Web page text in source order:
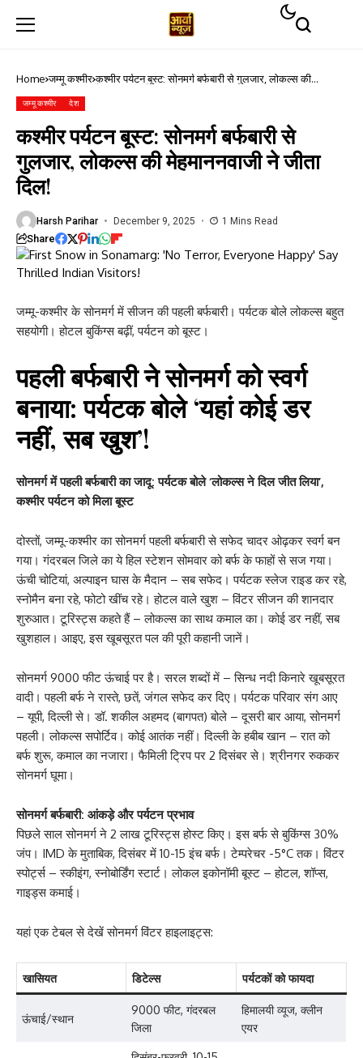
Home जम्मू कश्मीर कश्मीर पर्यटन बूस्ट: सोनमर्ग बर्फबारी से गुलजार, लोकल्स की
जम्मू कश्मीर देश
कश्मीर पर्यटन बूस्ट: सोनमर्ग बर्फबारी से
गुलजार, लोकल्स की मेहमाननवाजी ने जीता
दिल!
Harsh Parihar December 9, 2025 1 Mins Read
Share
जम्मू-कश्मीर के सोनमर्ग में सीजन की पहली बर्फबारी। पर्यटक बोले लोकल्स बहुत
सहयोगी। होटल बुकिंग्स बढ़ीं, पर्यटन को बूस्ट।
पहली बर्फबारी ने सोनमर्ग को स्वर्ग
बनाया: पर्यटक बोले ‘यहां कोई डर
नहीं, सब खुश’!
सोनमर्ग में पहली बर्फबारी का जादू: पर्यटक बोले ‘लोकल्स ने दिल जीत लिया’,
कश्मीर पर्यटन को मिला बूस्ट
दोस्तों, जम्मू-कश्मीर का सोनमर्ग पहली बर्फबारी से सफेद चादर ओढ़कर स्वर्ग बन
गया। गंदरबल जिले का ये हिल स्टेशन सोमवार को बर्फ के फाहों से सज गया।
ऊंची चोटियां, अल्पाइन घास के मैदान – सब सफेद। पर्यटक स्लेज राइड कर रहे,
स्नोमैन बना रहे, फोटो खींच रहे। होटल वाले खुश – विंटर सीजन की शानदार
शुरुआत। टूरिस्ट्स कहते हैं – लोकल्स का साथ कमाल का। कोई डर नहीं, सब
खुशहाल। आइए, इस खूबसूरत पल की पूरी कहानी जानें।
सोनमर्ग 9000 फीट ऊंचाई पर है। सरल शब्दों में – सिन्ध नदी किनारे खूबसूरत
वादी। पहली बर्फ ने रास्ते, छतें, जंगल सफेद कर दिए। पर्यटक परिवार संग आए
– यूपी, दिल्ली से। डॉ. शकील अहमद (बागपत) बोले – दूसरी बार आया, सोनमर्ग
पहली। लोकल्स सपोर्टिव। कोई आतंक नहीं। दिल्ली के हबीब खान – रात को
बर्फ शुरू, कमाल का नजारा। फैमिली ट्रिप पर 2 दिसंबर से। श्रीनगर रुककर
सोनमर्ग घूमा।
सोनमर्ग बर्फबारी: आंकड़े और पर्यटन प्रभाव
पिछले साल सोनमर्ग ने 2 लाख टूरिस्ट्स होस्ट किए। इस बर्फ से बुकिंग्स 30%
जंप। IMD के मुताबिक, दिसंबर में 10-15 इंच बर्फ। टेम्परेचर -5°C तक। विंटर
स्पोर्ट्स – स्कीइंग, स्नोबोर्डिंग स्टार्ट। लोकल इकोनॉमी बूस्ट – होटल, शॉप्स,
गाइड्स कमाई।
यहां एक टेबल से देखें सोनमर्ग विंटर हाइलाइट्स:
खासियत डिटेल्स पर्यटकों को फायदा
ऊंचाई/स्थान
9000 फीट, गंदरबल
जिला
हिमालयी व्यूज, क्लीन
एयर